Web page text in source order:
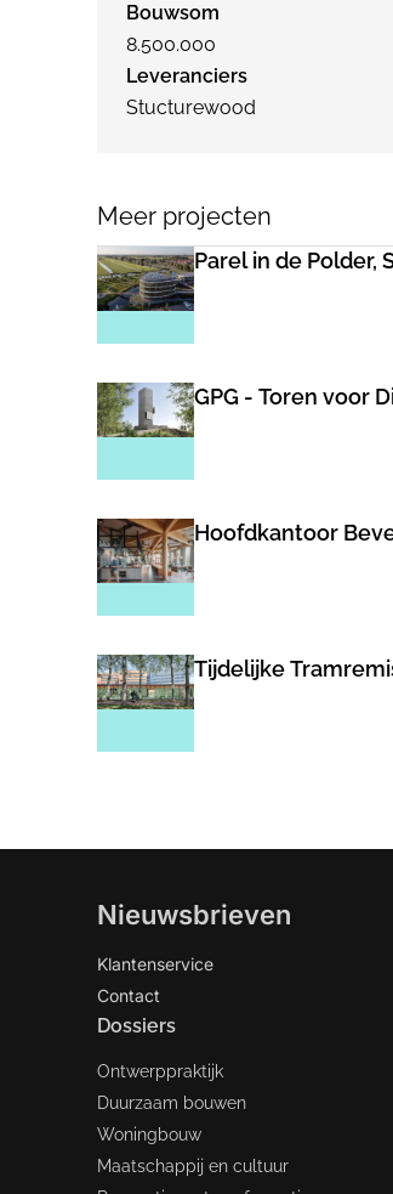
Bouwsom
8.500.000
Leveranciers
Stucturewood
Meer projecten
Parel in de Polder,
GPG - Toren voor
Hoofdkantoor
Tijdelijke
Nieuwsbrieven
Klantenservice
Contact
Dossiers
Ontwerppraktijk
Duurzaam bouwen
Woningbouw
Maatschappij en cultuur